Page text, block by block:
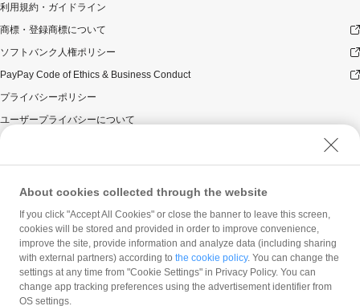
利用規約・ガイドライン
商標・登録商標について
ソフトバンク人権ポリシー
PayPay Code of Ethics & Business Conduct
プライバシーポリシー
ユーザープライバシーについて
ウェブサイト利用規約
反社会的勢力に対する方針
勧誘方針
マネロン等基本方針
カスタマーハラスメントに関する当社の考え方
About cookies collected through the website
If you click "Accept All Cookies" or close the banner to leave this screen,
cookies will be stored and provided in order to improve convenience,
improve the site, provide information and analyze data (including sharing
with external partners) according to the cookie policy. You can change the
settings at any time from "Cookie Settings" in Privacy Policy. You can
change app tracking preferences using the advertisement identifier from
OS settings.